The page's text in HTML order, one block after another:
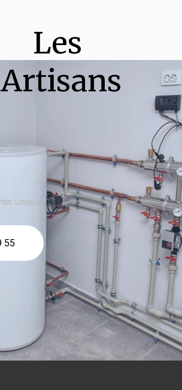
Les
Artisans
Lisieux
55